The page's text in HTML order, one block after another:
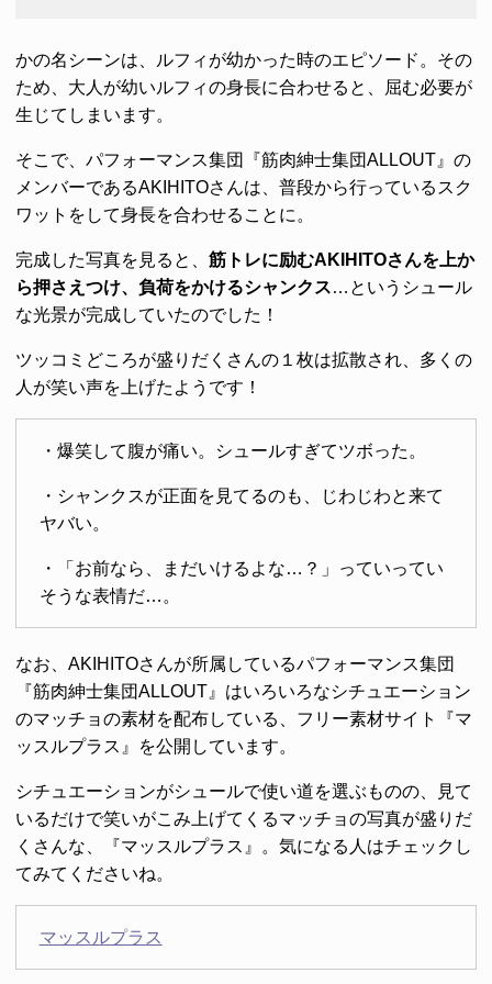
かの名シーンは、ルフィが幼かった時のエピソード。その
ため、大人が幼いルフィの身長に合わせると、屈む必要が
生じてしまいます。
そこで、パフォーマンス集団『筋肉紳士集団ALLOUT』の
メンバーであるAKIHITOさんは、普段から行っているスク
ワットをして身長を合わせることに。
完成した写真を見ると、 筋トレに励むAKIHITOさんを上か
ら押さえつけ、負荷をかけるシャンクス…というシュール
な光景が完成していたのでした！
ツッコミどころが盛りだくさんの１枚は拡散され、多くの
人が笑い声を上げたようです！
・爆笑して腹が痛い。シュールすぎてツボった。
・シャンクスが正面を見てるのも、じわじわと来て
ヤバい。
・「お前なら、まだいけるよな…？」っていってい
そうな表情だ…。
なお、AKIHITOさんが所属しているパフォーマンス集団
『筋肉紳士集団ALLOUT』はいろいろなシチュエーション
のマッチョの素材を配布している、フリー素材サイト『マ
ッスルプラス』を公開しています。
シチュエーションがシュールで使い道を選ぶものの、見て
いるだけで笑いがこみ上げてくるマッチョの写真が盛りだ
くさんな、『マッスルプラス』。気になる人はチェックし
てみてくださいね。
マッスルプラス